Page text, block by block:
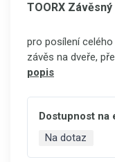
TOORX
pro posílení
závěs na dveře,
popis
Dostupnost na
Na dotaz